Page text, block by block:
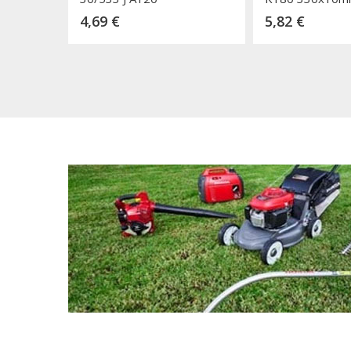
4,69 € 5,82 €